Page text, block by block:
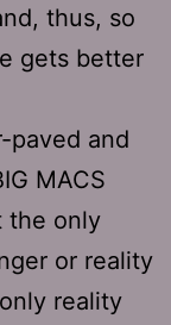
thus, so
gets better
paved and
MACS
the only
or reality
reality